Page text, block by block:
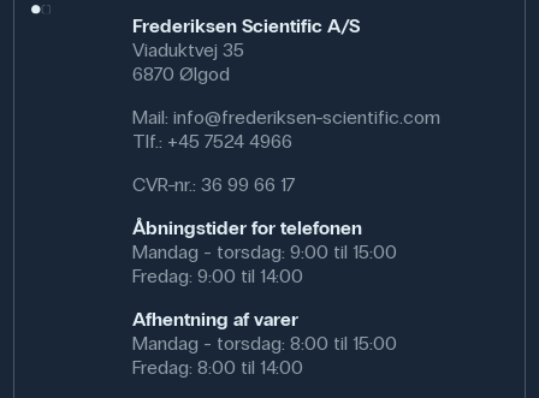
Frederiksen Scientific A/S
Viaduktvej 35
6870 Ølgod
Mail: info@frederiksen-scientific.com
Tlf.: +45 7524 4966
CVR-nr.: 36 99 66 17
Åbningstider for telefonen
Mandag - torsdag: 9:00 til 15:00
Fredag: 9:00 til 14:00
Afhentning af varer
Mandag - torsdag: 8:00 til 15:00
Fredag: 8:00 til 14:00